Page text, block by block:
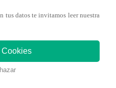
puede
tus datos te invitamos leer nuestra
Cookies